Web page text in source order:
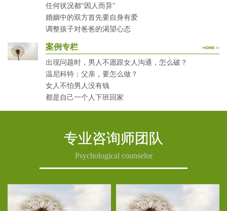
任何状况都“因人而异”
婚姻中的双方首先要自身有爱
调整孩子对爸爸的渴望心态
案例专栏
出现问题时，男人不愿跟女人沟通，怎么破？
温尼科特：父亲，要怎么做？
女人不怕男人没有钱
都是自己一个人下班回家
专业咨询师团队
Psychological counselor
Previous